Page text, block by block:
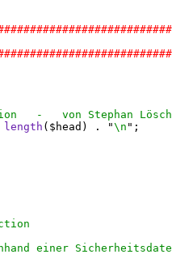
-   von Stephan
length ($head) . "\n ";
einer